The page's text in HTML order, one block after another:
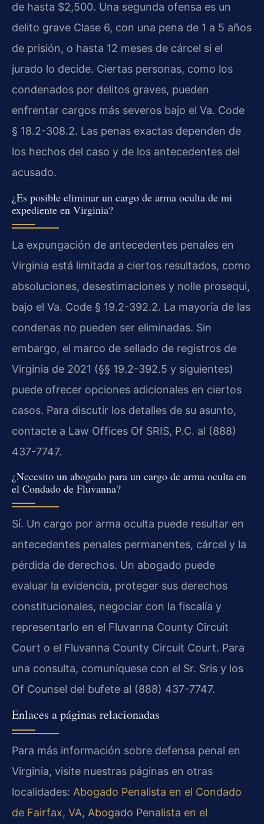
de hasta $2,500. Una segunda ofensa es un
delito grave Clase 6, con una pena de 1 a 5 años
de prisión, o hasta 12 meses de cárcel si el
jurado lo decide. Ciertas personas, como los
condenados por delitos graves, pueden
enfrentar cargos más severos bajo el Va. Code
§ 18.2-308.2. Las penas exactas dependen de
los hechos del caso y de los antecedentes del
acusado.
¿Es posible eliminar un cargo de arma oculta de mi
expediente en Virginia?
La expungación de antecedentes penales en
Virginia está limitada a ciertos resultados, como
absoluciones, desestimaciones y nolle prosequi,
bajo el Va. Code § 19.2-392.2. La mayoría de las
condenas no pueden ser eliminadas. Sin
embargo, el marco de sellado de registros de
Virginia de 2021 (§§ 19.2-392.5 y siguientes)
puede ofrecer opciones adicionales en ciertos
casos. Para discutir los detalles de su asunto,
contacte a Law Offices Of SRIS, P.C. al (888)
437-7747.
¿Necesito un abogado para un cargo de arma oculta en
el Condado de Fluvanna?
Sí. Un cargo por arma oculta puede resultar en
antecedentes penales permanentes, cárcel y la
pérdida de derechos. Un abogado puede
evaluar la evidencia, proteger sus derechos
constitucionales, negociar con la fiscalía y
representarlo en el Fluvanna County Circuit
Court o el Fluvanna County Circuit Court. Para
una consulta, comuníquese con el Sr. Sris y los
Of Counsel del bufete al (888) 437-7747.
Enlaces a páginas relacionadas
Para más información sobre defensa penal en
Virginia, visite nuestras páginas en otras
localidades: Abogado Penalista en el Condado
de Fairfax, VA, Abogado Penalista en el